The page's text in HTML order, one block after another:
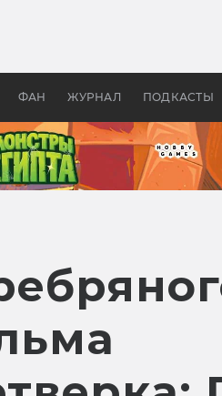
ФАН ЖУРНАЛ ПОДКАСТЫ
бы «Властелина колец»